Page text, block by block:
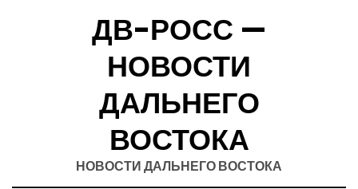
ДВ-РОСС —
НОВОСТИ
ДАЛЬНЕГО
ВОСТОКА
НОВОСТИ ДАЛЬНЕГО ВОСТОКА